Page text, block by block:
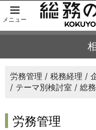
メニュー
労務管理 税務経理
テーマ別検討室
総
労務管理